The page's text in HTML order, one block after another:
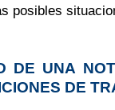
posibles
DE UNA
DE